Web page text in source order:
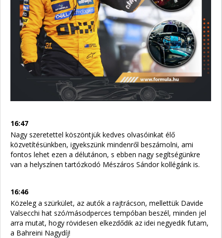
16:47
Nagy szeretettel köszöntjük kedves olvasóinkat élő
közvetítésünkben, igyekszünk mindenről beszámolni, ami
fontos lehet ezen a délutánon, s ebben nagy segítségünkre
van a helyszínen tartózkodó Mészáros Sándor kollégánk is.
16:46
Közeleg a szürkület, az autók a rajtrácson, mellettük Davide
Valsecchi hat szó/másodperces tempóban beszél, minden jel
arra mutat, hogy rövidesen elkezdődik az idei negyedik futam,
a Bahreini Nagydíj!